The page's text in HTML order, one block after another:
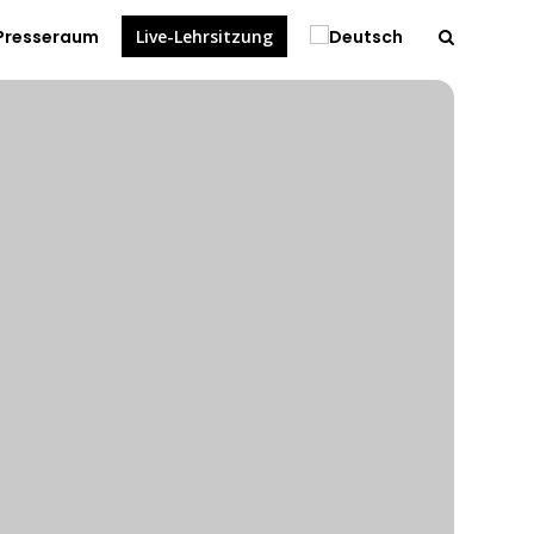
Live-Lehrsitzung